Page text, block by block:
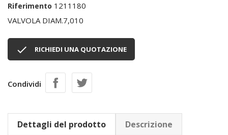
Riferimento 1211180
VALVOLA DIAM.7,010
 RICHIEDI UNA QUOTAZIONE
Condividi
Dettagli del prodotto Descrizione